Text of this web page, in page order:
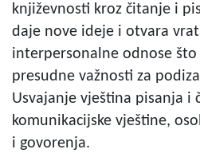
književnosti kroz čitanje i
daje nove ideje i otvara
interpersonalne odnose što
presudne važnosti za
Usvajanje vještina pisanja i
komunikacijske vještine,
i govorenja.